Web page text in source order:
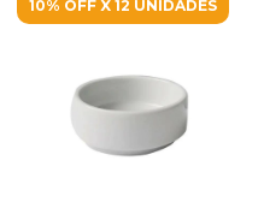
10% OFF X 12 UNIDADES